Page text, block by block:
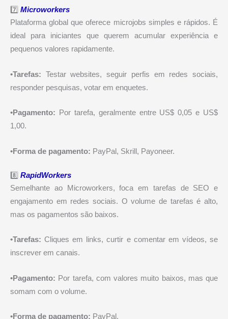
7️⃣ Microworkers
Plataforma global que oferece microjobs simples e rápidos. É
ideal para iniciantes que querem acumular experiência e
pequenos valores rapidamente.
•Tarefas: Testar websites, seguir perfis em redes sociais,
responder pesquisas, votar em enquetes.
•Pagamento: Por tarefa, geralmente entre US$ 0,05 e US$
1,00.
•Forma de pagamento: PayPal, Skrill, Payoneer.
8️⃣ RapidWorkers
Semelhante ao Microworkers, foca em tarefas de SEO e
engajamento em redes sociais. O volume de tarefas é alto,
mas os pagamentos são baixos.
•Tarefas: Cliques em links, curtir e comentar em vídeos, se
inscrever em canais.
•Pagamento: Por tarefa, com valores muito baixos, mas que
somam com o volume.
•Forma de pagamento: PayPal.